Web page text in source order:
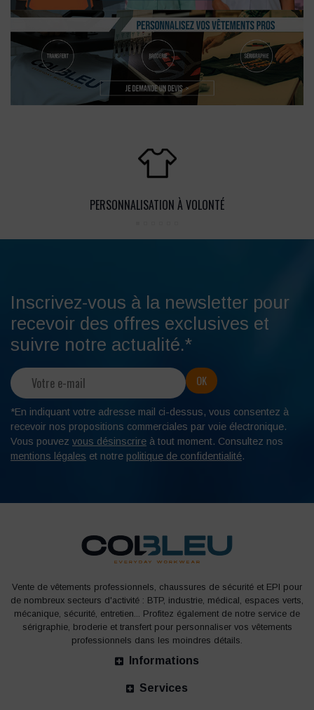
PERSONNALISATION À VOLONTÉ
Inscrivez-vous à la newsletter pour
recevoir des offres exclusives et
suivre notre actualité.*
*En indiquant votre adresse mail ci-dessus, vous consentez à
recevoir nos propositions commerciales par voie électronique.
Vous pouvez vous désinscrire à tout moment. Consultez nos
mentions légales et notre politique de confidentialité.
Vente de vêtements professionnels, chaussures de sécurité et EPI pour
de nombreux secteurs d'activité : BTP, industrie, médical, espaces verts,
mécanique, sécurité, entretien... Profitez également de notre service de
sérigraphie, broderie et transfert pour personnaliser vos vêtements
professionnels dans les moindres détails.
Informations
Services